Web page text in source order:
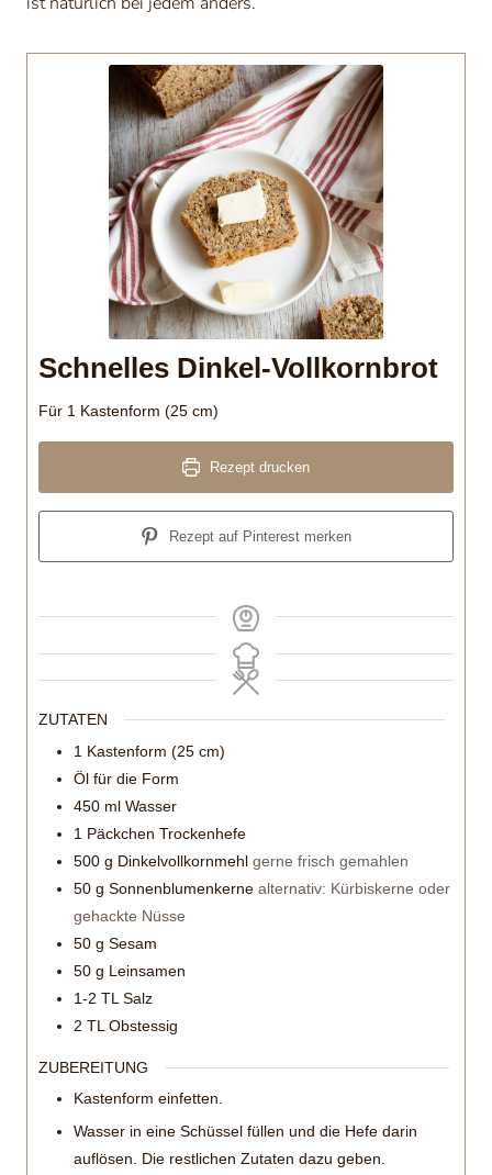
Schnelles Dinkel-Vollkornbrot
Für 1 Kastenform (25 cm)
Rezept drucken
Rezept auf Pinterest merken
ZUTATEN
1 Kastenform (25 cm)
Öl für die Form
450 ml Wasser
1 Päckchen Trockenhefe
500 g Dinkelvollkornmehl gerne frisch gemahlen
50 g Sonnenblumenkerne alternativ: Kürbiskerne oder
gehackte Nüsse
50 g Sesam
50 g Leinsamen
1-2 TL Salz
2 TL Obstessig
ZUBEREITUNG
Kastenform einfetten.
Wasser in eine Schüssel füllen und die Hefe darin
auflösen. Die restlichen Zutaten dazu geben.